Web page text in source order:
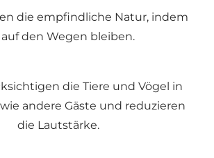
die empfindliche Natur, indem
den Wegen bleiben.
die Tiere und Vögel in
andere Gäste und reduzieren
die Lautstärke.